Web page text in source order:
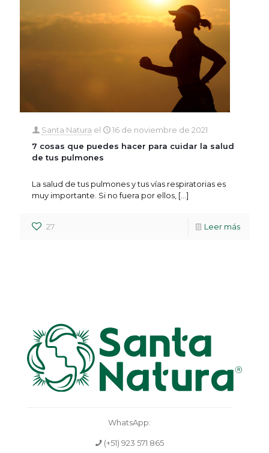
Santa Natura el
16 de noviembre de 2021
7 cosas que puedes hacer para cuidar la salud
de tus pulmones
La salud de tus pulmones y tus vías respiratorias es
muy importante. Si no fuera por ellos, […]
27 Leer más
WhatsApp:
(+51) 923 571 865